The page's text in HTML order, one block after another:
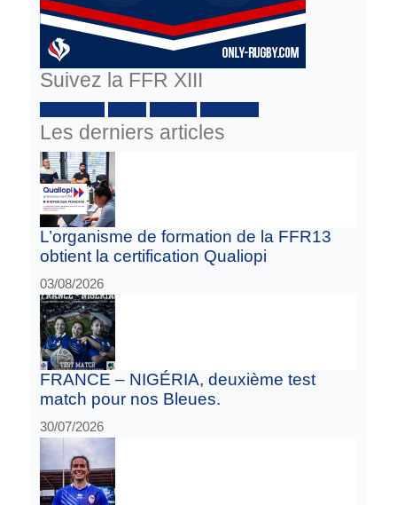
Suivez la FFR XIII
Les derniers articles
L’organisme de formation de la FFR13
obtient la certification Qualiopi
03/08/2026
FRANCE – NIGÉRIA, deuxième test
match pour nos Bleues.
30/07/2026